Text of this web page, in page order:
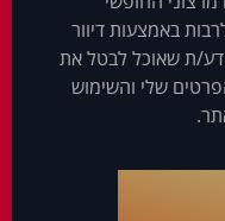
באמצעות דיוור
ת שאוכל לבטל את
שלי והשימוש